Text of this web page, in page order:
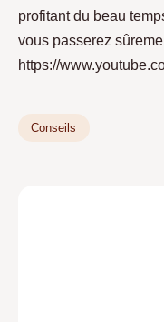
profitant du beau
vous passerez
https://
Conseils